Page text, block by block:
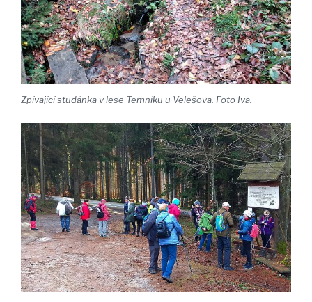
Zpívající studánka v lese Temníku u Velešova. Foto Iva.